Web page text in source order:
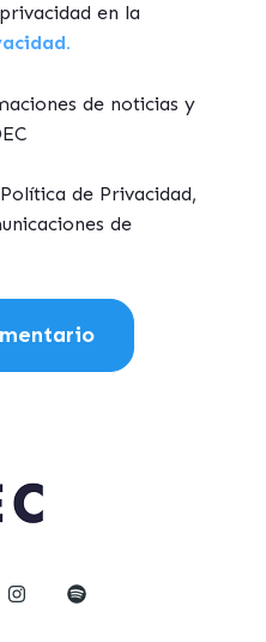
en la
de noticias y
de Privacidad,
de